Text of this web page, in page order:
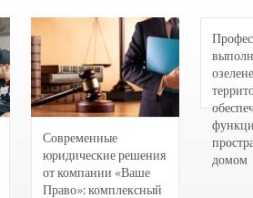
Современные
юридические решения
от компании «Ваше
Право»: комплексный
домом